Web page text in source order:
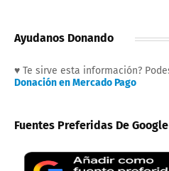
Ayudanos Donando
♥ Te sirve esta información?
Donación en Mercado Pago
Fuentes Preferidas De Google